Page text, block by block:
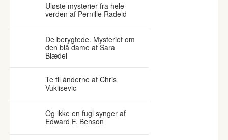
Uløste mysterier fra hele
verden af Pernille Radeid
De berygtede. Mysteriet om
den blå dame af Sara
Blædel
Te til ånderne af Chris
Vuklisevic
Og ikke en fugl synger af
Edward F. Benson